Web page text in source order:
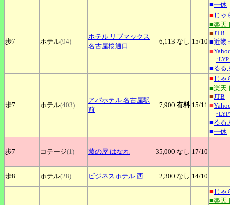
■一休
歩7 ホテル(94)
ホテル リブマックス
名古屋桜通口
6,113 なし 15/10
■ じゃ
■楽天
■JTB
■近畿
■
■るる
歩7 ホテル(403)
アパホテル 名古屋駅
前
7,900 有料 15/11
■ じゃ
■楽天
■JTB
■
■るる
■一休
歩7 コテージ(1) 菊の屋 はなれ 35,000 なし 17/10
歩8 ホテル(28) ビジネスホテル 西 2,300 なし 14/10
■ じゃ
■楽天